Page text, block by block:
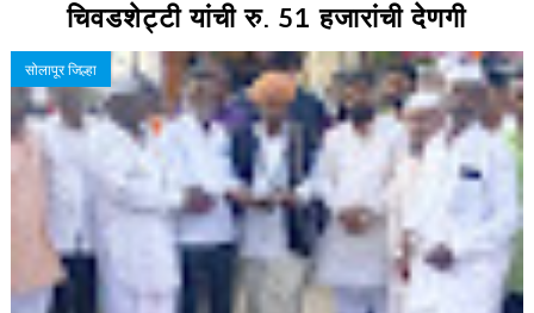
चिवडशेट्टी यांची रु. 51 हजारांची देणगी
सोलापूर जिल्हा